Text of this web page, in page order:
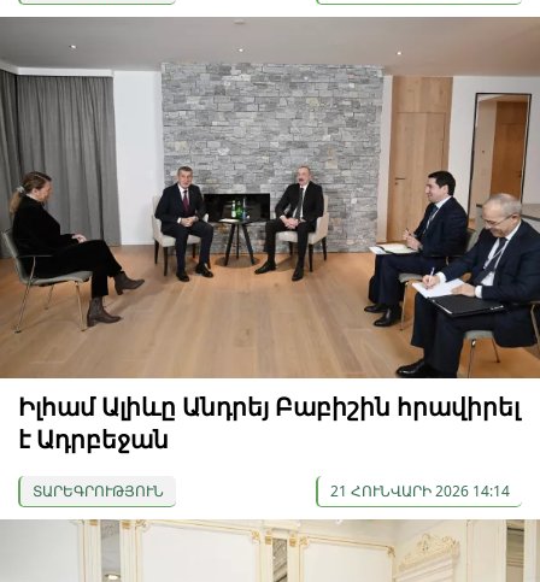
Իլհամ Ալիևը Անդրեյ Բաբիշին հրավիրել
է Ադրբեջան
ՏԱՐԵԳՐՈՒԹՅՈՒՆ 21 ՀՈՒՆՎԱՐԻ 2026 14:14